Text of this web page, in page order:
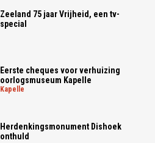
Zeeland 75 jaar Vrijheid, een tv-
special
Eerste cheques voor verhuizing
oorlogsmuseum Kapelle
kapelle
Herdenkingsmonument Dishoek
onthuld